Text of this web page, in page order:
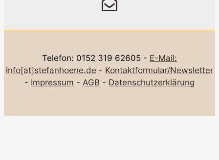
Telefon: 0152 319 62605 - E-Mail:
info[at]stefanhoene.de - Kontaktformular/Newsletter
- Impressum - AGB - Datenschutzerklärung